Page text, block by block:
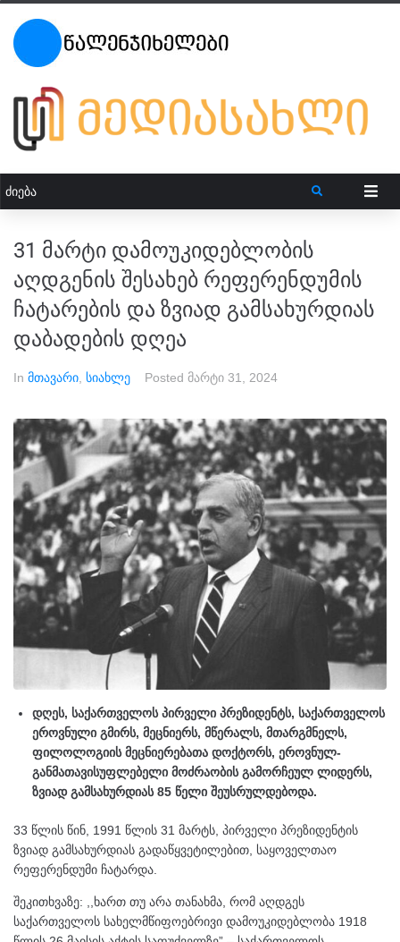
31 მარტი დამოუკიდებლობის
აღდგენის შესახებ რეფერენდუმის
ჩატარების და ზვიად გამსახურდიას
დაბადების დღეა
In მთავარი სიახლე Posted მარტი 31, 2024
დღეს, საქართველოს პირველი პრეზიდენტს, საქართველოს
ეროვნული გმირს, მეცნიერს, მწერალს, მთარგმნელს,
ფილოლოგიის მეცნიერებათა დოქტორს, ეროვნულ-
განმათავისუფლებელი მოძრაობის გამორჩეულ ლიდერს,
ზვიად გამსახურდიას 85 წელი შეუსრულდებოდა.
33 წლის წინ, 1991 წლის 31 მარტს, პირველი პრეზიდენტის
ზვიად გამსახურდიას გადაწყვეტილებით, საყოველთაო
რეფერენდუმი ჩატარდა.
შეკითხვაზე: ,,ხართ თუ არა თანახმა, რომ აღდგეს
საქართველოს სახელმწიფოებრივი დამოუკიდებლობა 1918